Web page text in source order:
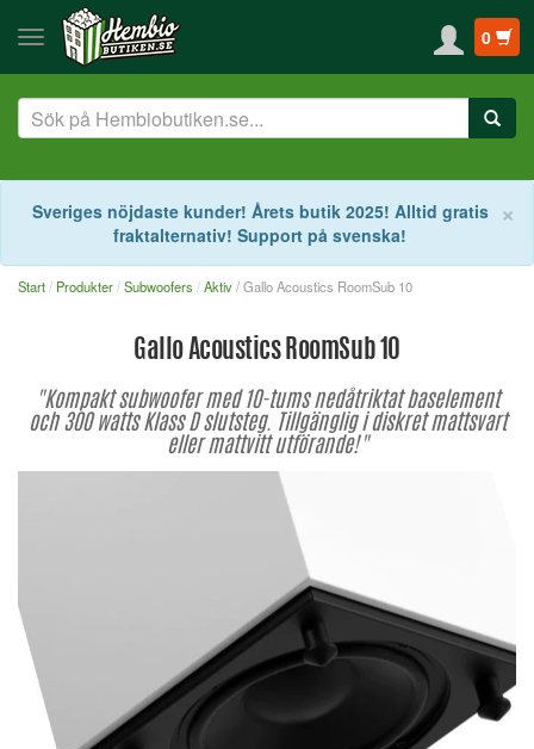
0
×
Sveriges nöjdaste kunder! Årets butik 2025! Alltid gratis
fraktalternativ! Support på svenska!
Start Produkter Subwoofers Aktiv/ Gallo Acoustics RoomSub 10
Gallo Acoustics RoomSub 10
"Kompakt subwoofer med 10-tums nedåtriktat baselement
och 300 watts Klass D slutsteg. Tillgänglig i diskret mattsvart
eller mattvitt utförande!"